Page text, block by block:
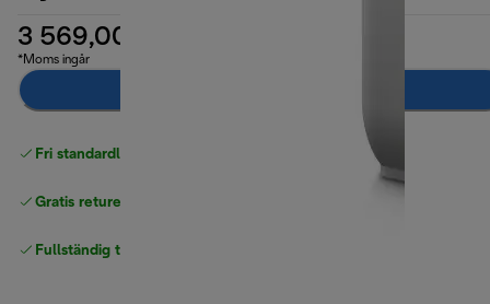
3 569,00 kr
*Moms ingår
Fri standardleverans
Gratis returer
Fullständig tillverkargaranti